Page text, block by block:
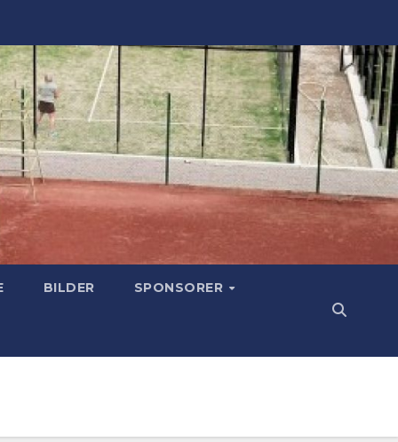
BILDER SPONSORER